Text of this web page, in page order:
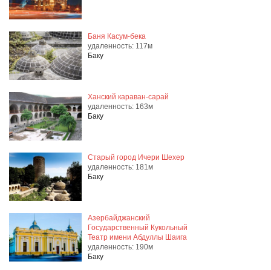
Баня Касум-бека
удаленность: 117м
Баку
Ханский караван-сарай
удаленность: 163м
Баку
Старый город Ичери Шехер
удаленность: 181м
Баку
Азербайджанский
Государственный Кукольный
Театр имени Абдуллы Шаига
удаленность: 190м
Баку